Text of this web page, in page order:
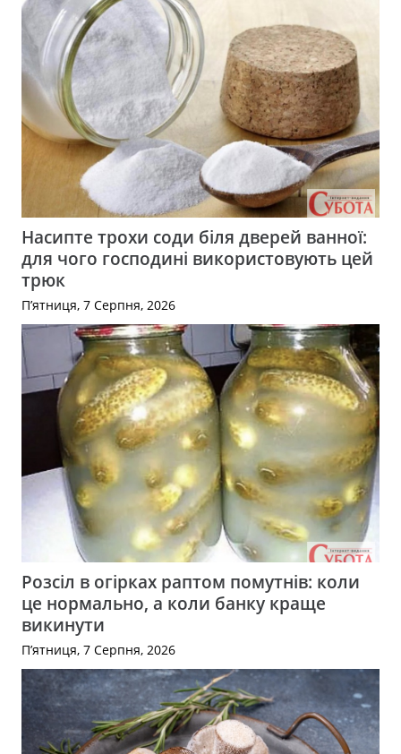
Насипте трохи соди біля дверей ванної:
для чого господині використовують цей
трюк
П’ятниця, 7 Серпня, 2026
Розсіл в огірках раптом помутнів: коли
це нормально, а коли банку краще
викинути
П’ятниця, 7 Серпня, 2026